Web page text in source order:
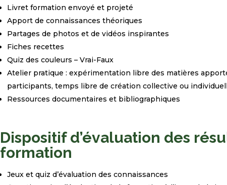
Livret formationenvoyé et projeté
Apport deconnaissances théoriques
Partages de photos et de vidéos inspirantes
Fiches recettes
Quiz des couleurs – Vrai-Faux
Atelier pratique : expérimentation libre des matières
participants, temps libre de création collective ou
Ressources documentaires et bibliographiques
Dispositif d’évaluation des
formation
Jeux et quiz d’évaluation des connaissances